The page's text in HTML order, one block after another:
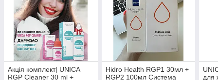
Акція комплект| UNICA
RGP Cleaner 30 ml +
Hidro Health RGP1 30мл +
RGP2 100мл Система
для